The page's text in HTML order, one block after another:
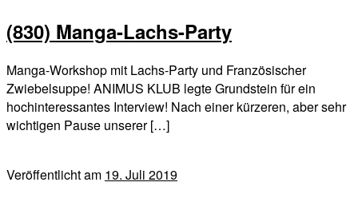
(830) Manga-Lachs-Party
Manga-Workshop mit Lachs-Party und Französischer
Zwiebelsuppe! ANIMUS KLUB legte Grundstein für ein
hochinteressantes Interview! Nach einer kürzeren, aber sehr
wichtigen Pause unserer […]
Veröffentlicht am 19. Juli 2019